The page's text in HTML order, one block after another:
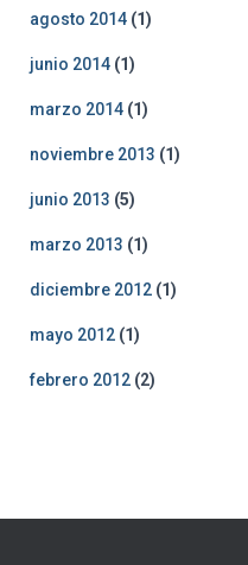
agosto 2014 (1)
junio 2014 (1)
marzo 2014 (1)
noviembre 2013 (1)
junio 2013 (5)
marzo 2013 (1)
diciembre 2012 (1)
mayo 2012 (1)
febrero 2012 (2)